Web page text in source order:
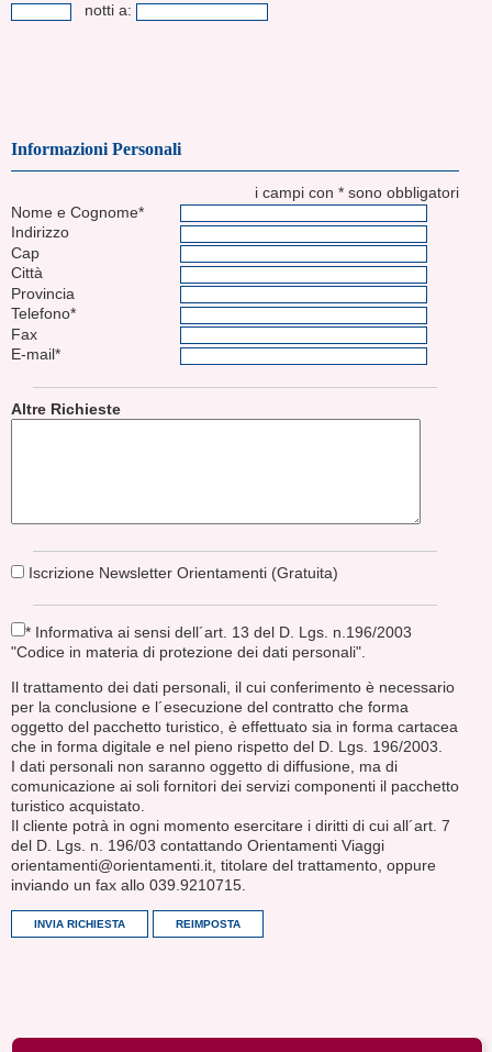
notti a:
Informazioni Personali
i campi con * sono obbligatori
Nome e Cognome*
Indirizzo
Cap
Città
Provincia
Telefono*
Fax
E-mail*
Altre Richieste
Iscrizione Newsletter Orientamenti (Gratuita)
* Informativa ai sensi dell´art. 13 del D. Lgs. n.196/2003
"Codice in materia di protezione dei dati personali".
Il trattamento dei dati personali, il cui conferimento è necessario
per la conclusione e l´esecuzione del contratto che forma
oggetto del pacchetto turistico, è effettuato sia in forma cartacea
che in forma digitale e nel pieno rispetto del D. Lgs. 196/2003.
I dati personali non saranno oggetto di diffusione, ma di
comunicazione ai soli fornitori dei servizi componenti il pacchetto
turistico acquistato.
Il cliente potrà in ogni momento esercitare i diritti di cui all´art. 7
del D. Lgs. n. 196/03 contattando Orientamenti Viaggi
orientamenti@orientamenti.it, titolare del trattamento, oppure
inviando un fax allo 039.9210715.